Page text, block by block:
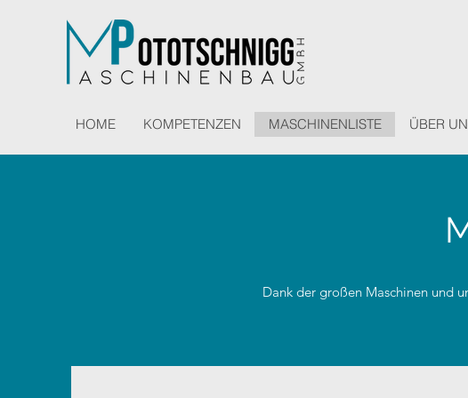
HOME KOMPETENZEN MASCHINENLISTE ÜBER
Dank der großen Maschinen und